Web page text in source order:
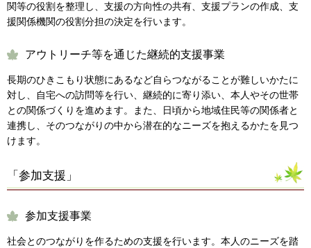
関等の役割を整理し、支援の方向性の共有、支援プランの作成、支
援関係機関の役割分担の決定を行います。
アウトリーチ等を通じた継続的支援事業
長期のひきこもり状態にあるなど自らつながることが難しいかたに
対し、自宅への訪問等を行い、継続的に寄り添い、本人やその世帯
との関係づくりを進めます。また、日頃から地域住民等の関係者と
連携し、そのつながりの中から潜在的なニーズを抱えるかたを見つ
けます。
「参加支援」
参加支援事業
社会とのつながりを作るための支援を行います。本人のニーズを踏